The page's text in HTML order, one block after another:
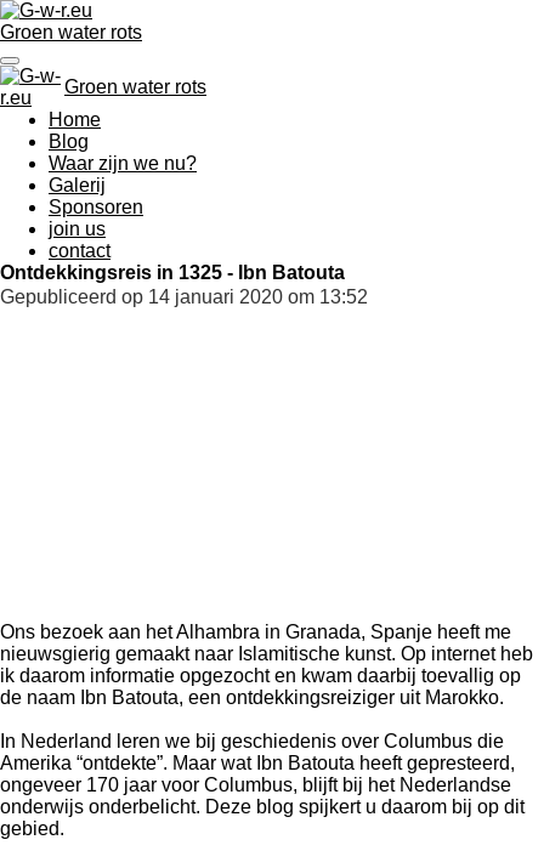
Ga
direct
naar
de
hoofdinhoud
Groen water rots
Groen water rots
Home
Blog
Waar zijn we nu?
Galerij
Sponsoren
join us
contact
Ontdekkingsreis in 1325 - Ibn Batouta
Gepubliceerd op 14 januari 2020 om 13:52
Ons bezoek aan het Alhambra in Granada, Spanje heeft me
nieuwsgierig gemaakt naar Islamitische kunst. Op internet heb
ik daarom informatie opgezocht en kwam daarbij toevallig op
de naam Ibn Batouta, een ontdekkingsreiziger uit Marokko.
In Nederland leren we bij geschiedenis over Columbus die
Amerika “ontdekte”. Maar wat Ibn Batouta heeft gepresteerd,
ongeveer 170 jaar voor Columbus, blijft bij het Nederlandse
onderwijs onderbelicht. Deze blog spijkert u daarom bij op dit
gebied.